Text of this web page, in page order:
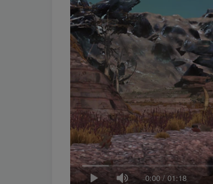
0:00 / 01:18